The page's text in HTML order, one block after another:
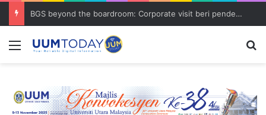
BGS beyond the boardroom: Corporate visit beri pendedahan dunia korporat kepada PELAJAR UUM
Menu